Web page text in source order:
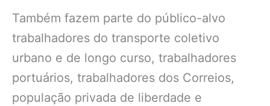
Também fazem parte do público-alvo
trabalhadores do transporte coletivo
urbano e de longo curso, trabalhadores
portuários, trabalhadores dos Correios,
população privada de liberdade e